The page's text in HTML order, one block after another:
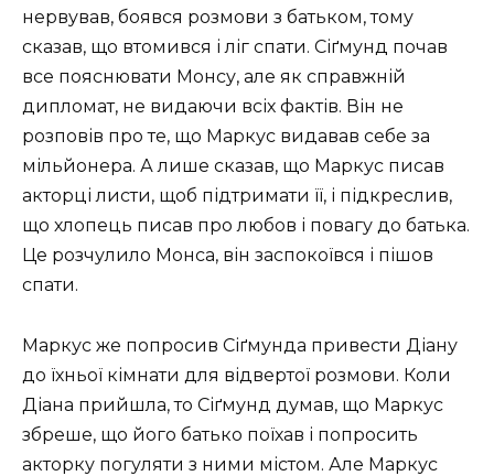
нервував, боявся розмови з батьком, тому
сказав, що втомився і ліг спати. Сіґмунд почав
все пояснювати Монсу, але як справжній
дипломат, не видаючи всіх фактів. Він не
розповів про те, що Маркус видавав себе за
мільйонера. А лише сказав, що Маркус писав
акторці листи, щоб підтримати її, і підкреслив,
що хлопець писав про любов і повагу до батька.
Це розчулило Монса, він заспокоївся і пішов
спати.
Маркус же попросив Сіґмунда привести Діану
до їхньої кімнати для відвертої розмови. Коли
Діана прийшла, то Сіґмунд думав, що Маркус
збреше, що його батько поїхав і попросить
акторку погуляти з ними містом. Але Маркус